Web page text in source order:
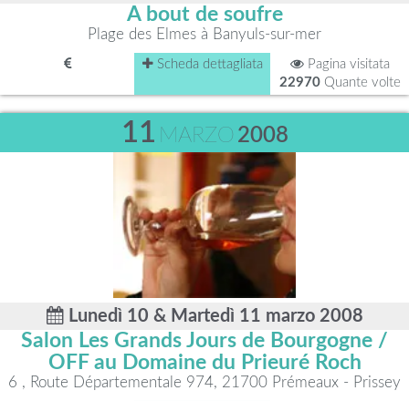
A bout de soufre
Plage des Elmes à Banyuls-sur-mer
Scheda dettagliata
Pagina visitata
22970Quante volte
11 MARZO 2008
Lunedì 10 & Martedì 11 marzo 2008
Salon Les Grands Jours de Bourgogne /
OFF au Domaine du Prieuré Roch
6 , Route Départementale 974, 21700 Prémeaux - Prissey